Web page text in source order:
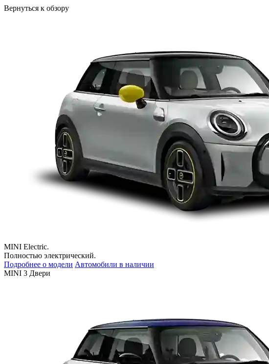
Вернуться к обзору
MINI Electric.
Полностью электрический.
Подробнее о модели Автомобили в наличии
MINI 3 Двери